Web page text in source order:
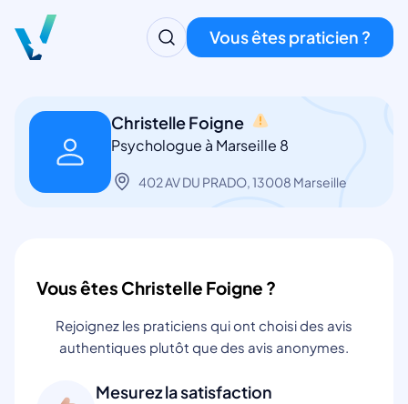
Vous êtes praticien ?
Christelle Foigne
Psychologue à Marseille 8
402 AV DU PRADO, 13008 Marseille
Vous êtes Christelle Foigne ?
Rejoignez les praticiens qui ont choisi des avis
authentiques plutôt que des avis anonymes.
Mesurez la satisfaction